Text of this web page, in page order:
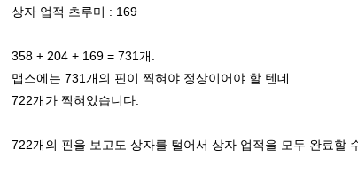
상자 업적 츠루미 : 169
358 + 204 + 169 = 731개.
맵스에는 731개의 핀이 찍혀야 정상이어야 할 텐데
722개가 찍혀있습니다.
722개의 핀을 보고도 상자를 털어서 상자 업적을 모두 완료할